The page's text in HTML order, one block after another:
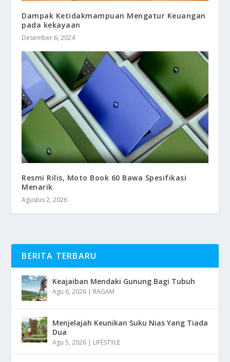
Dampak Ketidakmampuan Mengatur Keuangan
pada kekayaan
Desember 6, 2024
Resmi Rilis, Moto Book 60 Bawa Spesifikasi
Menarik
Agustus 2, 2026
BERITA TERBARU
Keajaiban Mendaki Gunung Bagi Tubuh
Agu 6, 2026 | RAGAM
Menjelajah Keunikan Suku Nias Yang Tiada
Dua
Agu 5, 2026 | LIFESTYLE